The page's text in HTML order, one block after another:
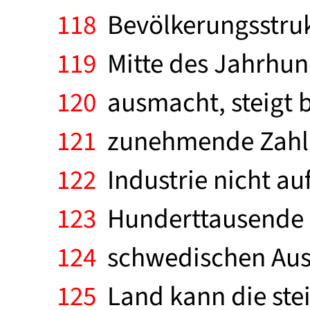
118
119 Mitte des
120 ausmacht, steigt
121 zunehmende
122 Industrie nicht
123
124 schwedischen
125 Land kann die